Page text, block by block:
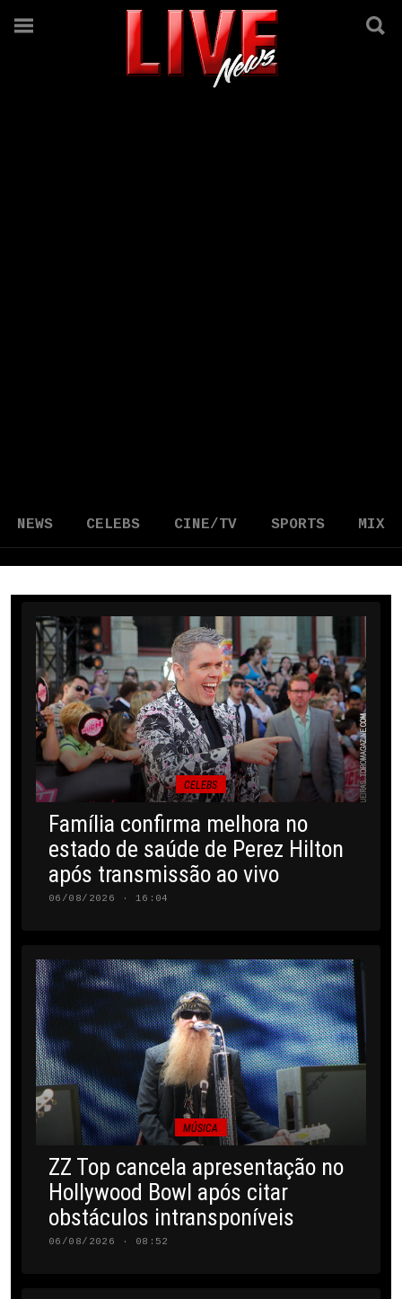
NEWS CELEBS CINE/TV SPORTS MIX
CELEBS
Família confirma melhora no
estado de saúde de Perez Hilton
após transmissão ao vivo
06/08/2026 · 16:04
MÚSICA
ZZ Top cancela apresentação no
Hollywood Bowl após citar
obstáculos intransponíveis
06/08/2026 · 08:52